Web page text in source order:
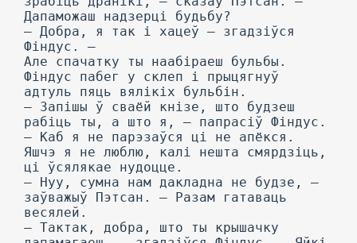
Дапаможаш надзерці будьбу?
— Добра, я так і хацеў — згадзіўся
Фіндус. —
Але спачатку ты наабіраеш бульбы.
Фіндус пабег у склеп і прыцягнуў
адтуль пяць вялікіх бульбін.
— Запішы ў сваёй кнізе, што будзеш
рабіць ты, а што я, — папрасіў Фіндус.
— Каб я не парэзаўся ці не апёкся.
Яшчэ я не люблю, калі нешта смярдзіць,
ці ўсялякае нудоцце.
— Нуу, сумна нам дакладна не будзе, —
заўважыў Пэтсан. — Разам гатаваць
весялей.
— Тактак, добра, што ты крышачку